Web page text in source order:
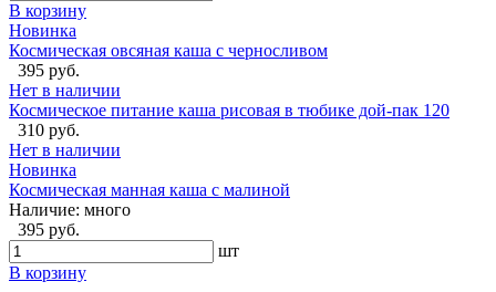
В корзину
Новинка
Космическая овсяная каша с черносливом
395 руб.
Нет в наличии
Космическое питание каша рисовая в тюбике дой-пак 120
310 руб.
Нет в наличии
Новинка
Космическая манная каша с малиной
Наличие: много
395 руб.
шт
В корзину